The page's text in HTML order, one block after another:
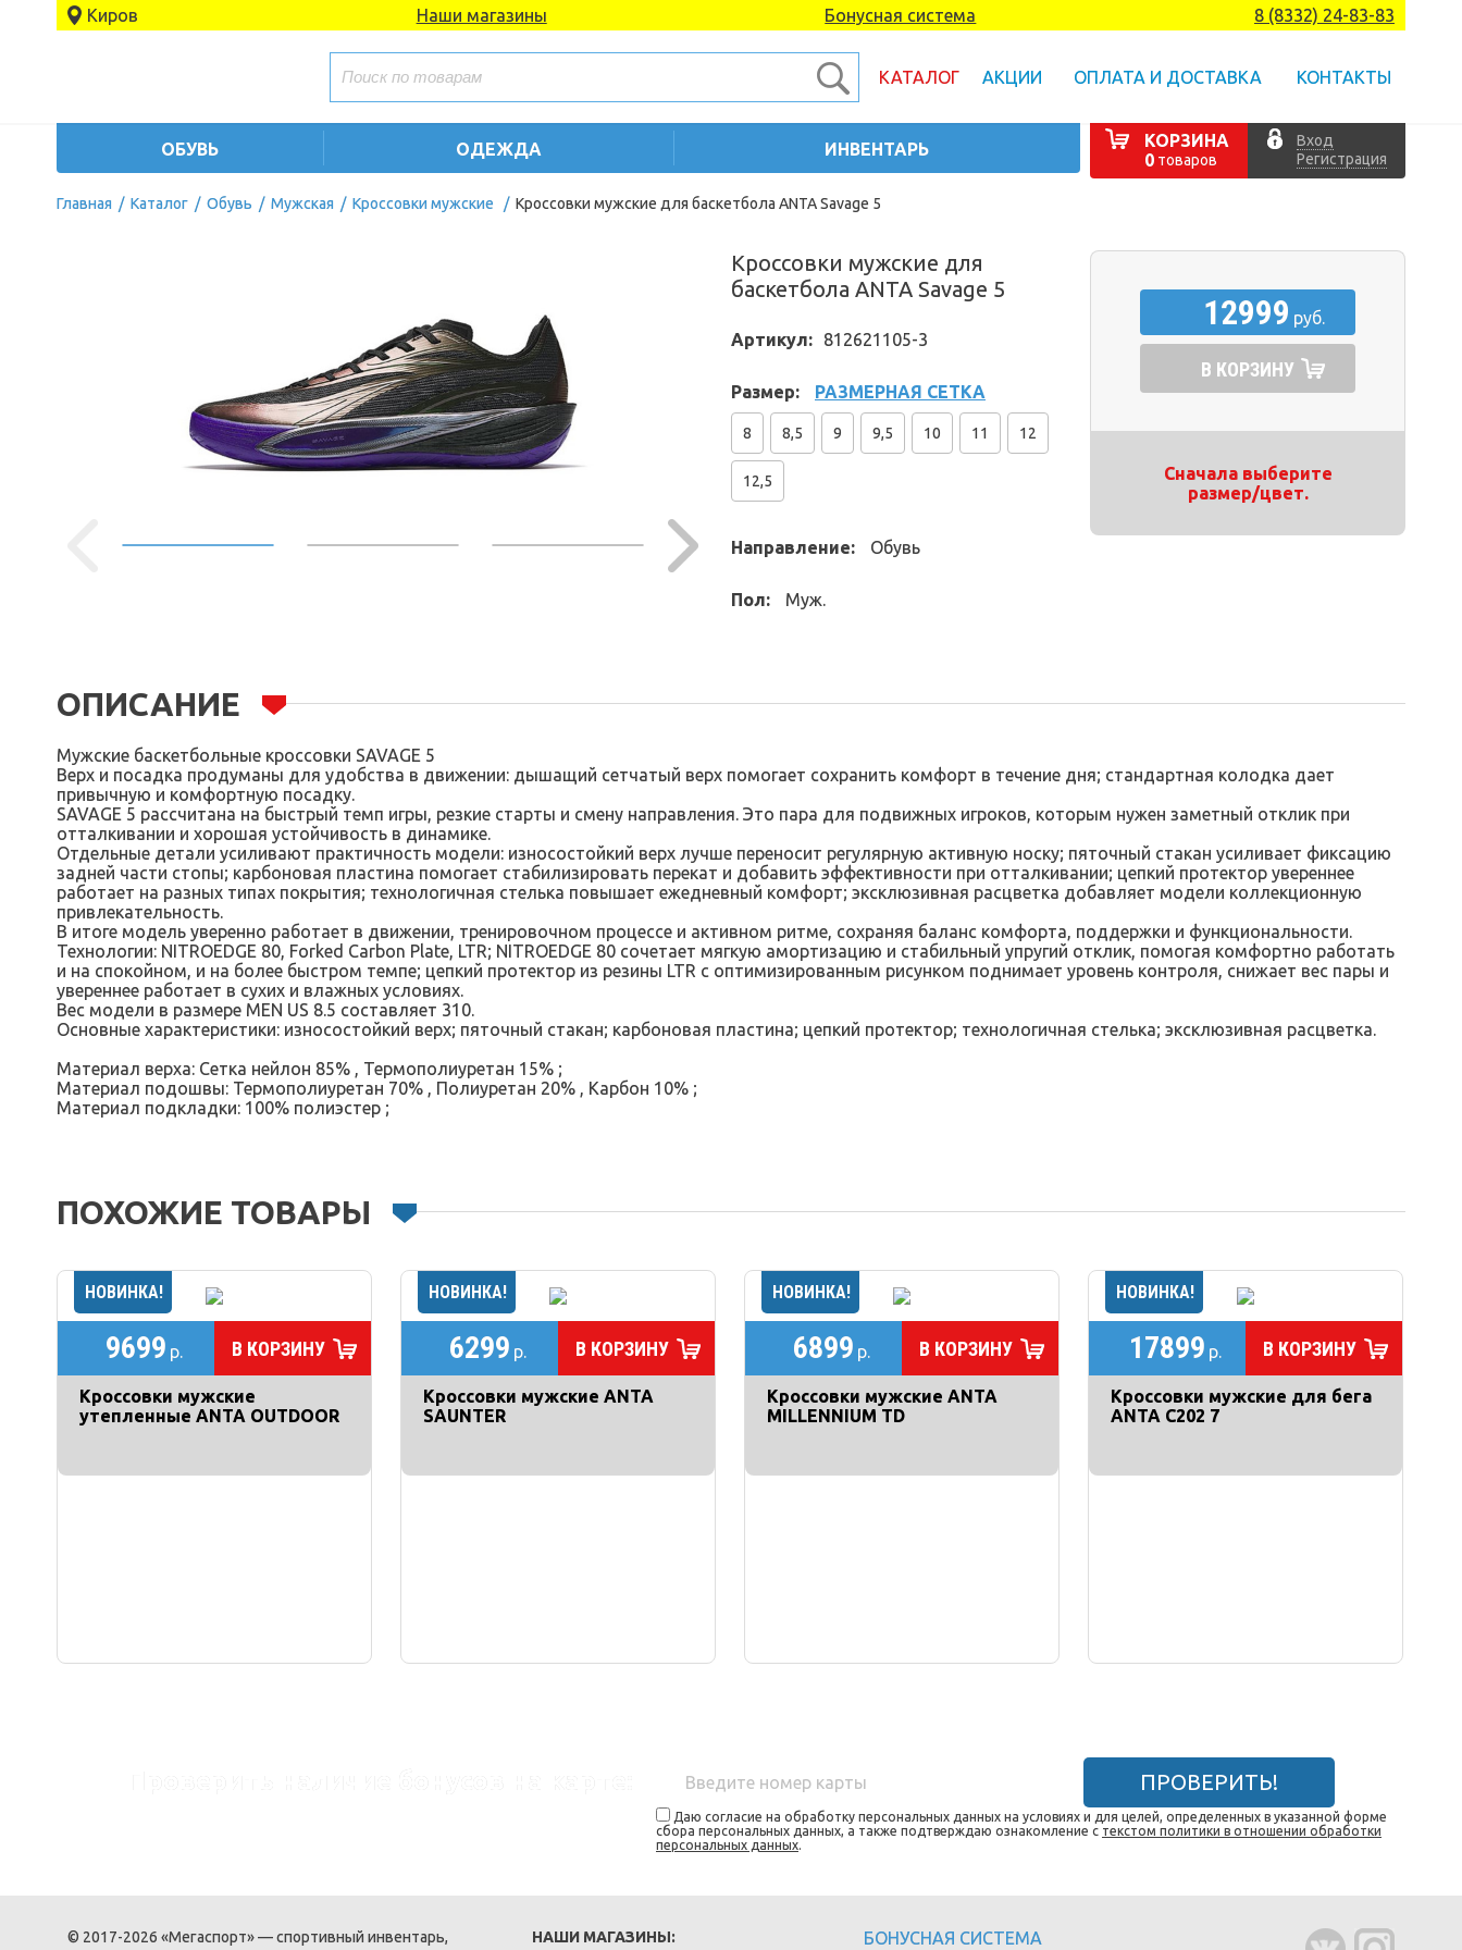
Киров Наши магазины Бонусная система 8 (8332) 24-83-83
КАТАЛОГ АКЦИИ ОПЛАТА И ДОСТАВКА КОНТАКТЫ
ОБУВЬ ОДЕЖДА ИНВЕНТАРЬ
КОРЗИНА
0 товаров
Вход
Регистрация
Главная / Каталог / Обувь / Мужская / Кроссовки мужские / Кроссовки мужские для баскетбола ANTA Savage 5
Кроссовки мужские для
баскетбола ANTA Savage 5
Артикул: 812621105-3
Размер: РАЗМЕРНАЯ СЕТКА
8 8,5 9 9,5 10 11 12
12,5
Направление: Обувь
Пол: Муж.
12999 руб.
В КОРЗИНУ
Сначала выберите
размер/цвет.
ОПИСАНИЕ
Мужские баскетбольные кроссовки SAVAGE 5
Верх и посадка продуманы для удобства в движении: дышащий сетчатый верх помогает сохранить комфорт в течение дня; стандартная колодка дает
привычную и комфортную посадку.
SAVAGE 5 рассчитана на быстрый темп игры, резкие старты и смену направления. Это пара для подвижных игроков, которым нужен заметный отклик при
отталкивании и хорошая устойчивость в динамике.
Отдельные детали усиливают практичность модели: износостойкий верх лучше переносит регулярную активную носку; пяточный стакан усиливает фиксацию
задней части стопы; карбоновая пластина помогает стабилизировать перекат и добавить эффективности при отталкивании; цепкий протектор увереннее
работает на разных типах покрытия; технологичная стелька повышает ежедневный комфорт; эксклюзивная расцветка добавляет модели коллекционную
привлекательность.
В итоге модель уверенно работает в движении, тренировочном процессе и активном ритме, сохраняя баланс комфорта, поддержки и функциональности.
Технологии: NITROEDGE 80, Forked Carbon Plate, LTR; NITROEDGE 80 сочетает мягкую амортизацию и стабильный упругий отклик, помогая комфортно работать
и на спокойном, и на более быстром темпе; цепкий протектор из резины LTR с оптимизированным рисунком поднимает уровень контроля, снижает вес пары и
увереннее работает в сухих и влажных условиях.
Вес модели в размере MEN US 8.5 составляет 310.
Основные характеристики: износостойкий верх; пяточный стакан; карбоновая пластина; цепкий протектор; технологичная стелька; эксклюзивная расцветка.
Материал верха: Сетка нейлон 85% , Термополиуретан 15% ;
Материал подошвы: Термополиуретан 70% , Полиуретан 20% , Карбон 10% ;
Материал подкладки: 100% полиэстер ;
ПОХОЖИЕ ТОВАРЫ
9699 р. В КОРЗИНУ
Кроссовки мужские
утепленные ANTA OUTDOOR
6299 р. В КОРЗИНУ
Кроссовки мужские ANTA
SAUNTER
6899 р. В КОРЗИНУ
Кроссовки мужские ANTA
MILLENNIUM TD
17899 р. В КОРЗИНУ
Кроссовки мужские для бега
ANTA C202 7
ПРОВЕРИТЬ!
Даю согласие на обработку персональных данных на условиях и для целей, определенных в указанной форме
сбора персональных данных, а также подтверждаю ознакомление с текстом политики в отношении обработки
персональных данных.
© 2017-2026 «Мегаспорт» — спортивный инвентарь,
НАШИ МАГАЗИНЫ: БОНУСНАЯ СИСТЕМА